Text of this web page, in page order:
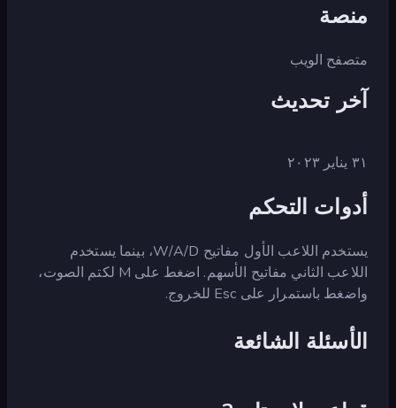
منصة
متصفح الويب
آخر تحديث
٣١ يناير ٢٠٢٣
أدوات التحكم
يستخدم اللاعب الأول مفاتيح W/A/D، بينما يستخدم
اللاعب الثاني مفاتيح الأسهم. اضغط على M لكتم الصوت،
واضغط باستمرار على Esc للخروج.
الأسئلة الشائعة